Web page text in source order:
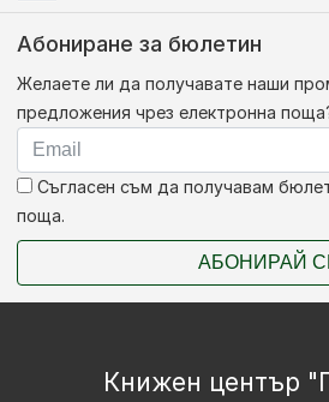
Абониране за бюлетин
Желаете ли да получавате наши
предложения чрез електронна
Съгласен съм да получавам
поща.
АБОНИРАЙ
Книжен център